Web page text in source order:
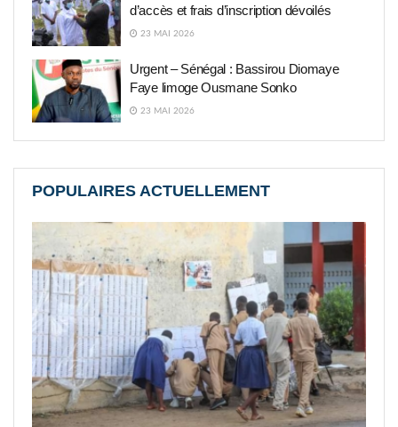
d’accès et frais d’inscription dévoilés
23 MAI 2026
Urgent – Sénégal : Bassirou Diomaye
Faye limoge Ousmane Sonko
23 MAI 2026
POPULAIRES ACTUELLEMENT